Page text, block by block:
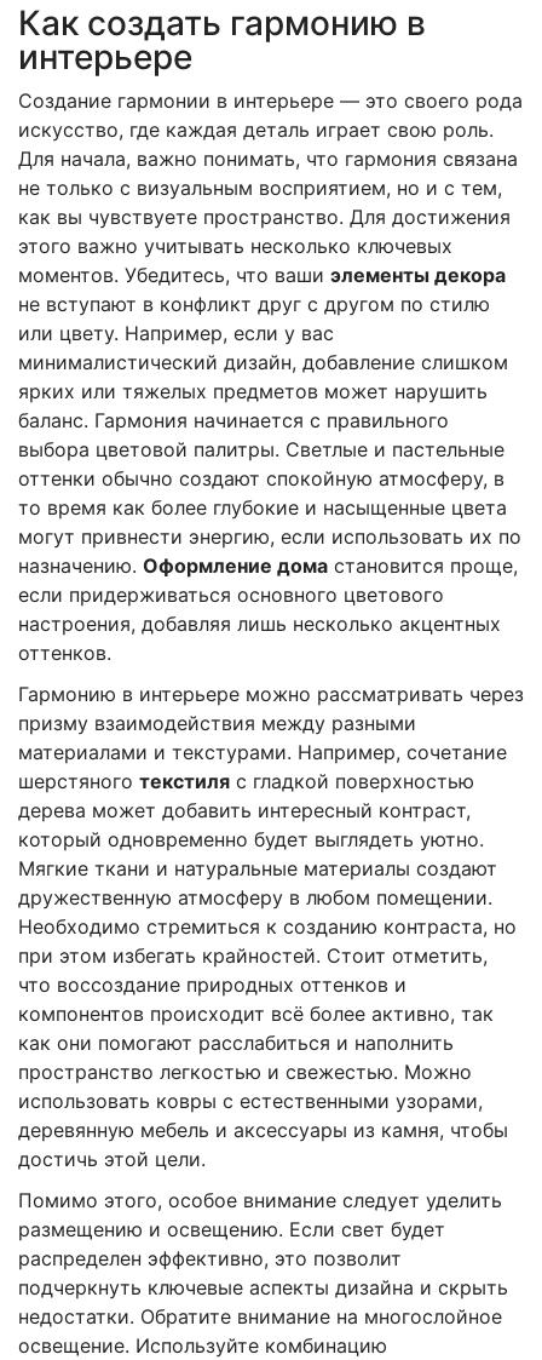
Как создать гармонию в
интерьере
Создание гармонии в интерьере — это своего рода
искусство, где каждая деталь играет свою роль.
Для начала, важно понимать, что гармония связана
не только с визуальным восприятием, но и с тем,
как вы чувствуете пространство. Для достижения
этого важно учитывать несколько ключевых
моментов. Убедитесь, что ваши элементы декора
не вступают в конфликт друг с другом по стилю
или цвету. Например, если у вас
минималистический дизайн, добавление слишком
ярких или тяжелых предметов может нарушить
баланс. Гармония начинается с правильного
выбора цветовой палитры. Светлые и пастельные
оттенки обычно создают спокойную атмосферу, в
то время как более глубокие и насыщенные цвета
могут привнести энергию, если использовать их по
назначению. Оформление дома становится проще,
если придерживаться основного цветового
настроения, добавляя лишь несколько акцентных
оттенков.
Гармонию в интерьере можно рассматривать через
призму взаимодействия между разными
материалами и текстурами. Например, сочетание
шерстяного текстиля с гладкой поверхностью
дерева может добавить интересный контраст,
который одновременно будет выглядеть уютно.
Мягкие ткани и натуральные материалы создают
дружественную атмосферу в любом помещении.
Необходимо стремиться к созданию контраста, но
при этом избегать крайностей. Стоит отметить,
что воссоздание природных оттенков и
компонентов происходит всё более активно, так
как они помогают расслабиться и наполнить
пространство легкостью и свежестью. Можно
использовать ковры с естественными узорами,
деревянную мебель и аксессуары из камня, чтобы
достичь этой цели.
Помимо этого, особое внимание следует уделить
размещению и освещению. Если свет будет
распределен эффективно, это позволит
подчеркнуть ключевые аспекты дизайна и скрыть
недостатки. Обратите внимание на многослойное
освещение. Используйте комбинацию